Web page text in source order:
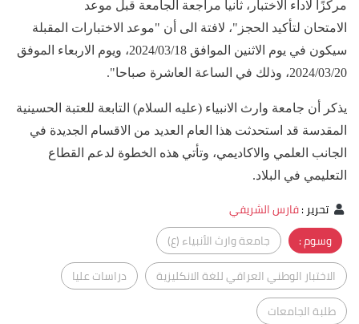
مركزًا لاداء الاختبار، ثانيا مراجعة الجامعة قبل موعد
الامتحان لتأكيد الحجز"، لافتة الى أن "موعد الاختبارات المقبلة
سيكون في يوم الاثنين الموافق 2024/03/18، ويوم الاربعاء الموفق
2024/03/20، وذلك في الساعة العاشرة صباحا".
يذكر أن جامعة وارث الانبياء (عليه السلام) التابعة للعتبة الحسينية
المقدسة قد استحدثت هذا العام العديد من الاقسام الجديدة في
الجانب العلمي والاكاديمي، وتأتي هذه الخطوة لدعم القطاع
التعليمي في البلاد.
تحرير:فارس الشريفي
وسوم :
جامعة وارث الأنبياء (ع)
الاختبار الوطني العراقي للغة الانكليزية
دراسات عليا
طلبة الجامعات